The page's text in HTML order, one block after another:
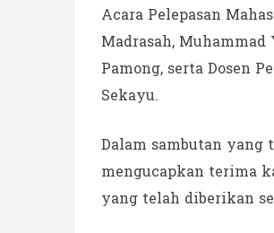
Acara Pelepasan
Madrasah, Muhammad
Pamong, serta Dosen
Sekayu.
Dalam sambutan yang
mengucapkan terima
yang telah diberikan